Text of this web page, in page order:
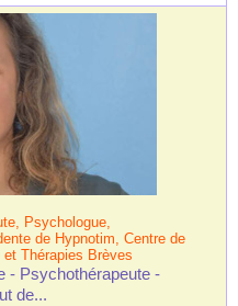
Psychologue,
de Hypnotim, Centre de
Thérapies Brèves
- Psychothérapeute -
de...